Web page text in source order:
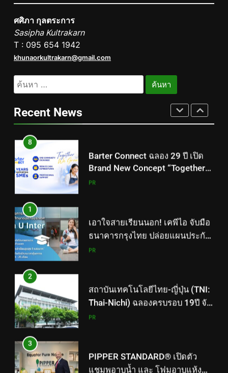
ศศิภา กุลตระการ
Sasipha Kultrakarn
T : 095 654 1942
khunaorkultrakarn@gmail.com
ค้นหา
สำหรับ:
Recent News
ศึกษาธิการ ส่งต่อโอกาสทางการ
ศึกษาให้เด็กพิเศษกว่า 100 คน ใช้
เวลา 434 วัน เปลี่ยนพื้นที่ว่างเปล่า
ให้กลายเป็นโรงเรียนแห่งความหวัง
8
Barter Connect ฉลอง 29 ปี เปิด
Brand New Concept “Together
We Grow” สร้างระบบนิเวศธุรกิจ
1
เอาใจสายเรียนนอก! เคพีไอ จับมือ
ธนาคารกรุงไทย ปล่อยแผนประกัน
“GEN U INTER” ยกระดับความ
3-25 เดือน
PR
2
สถาบันเทคโนโลยีไทย-ญี่ปุ่น (TNI:
Thai-Nichi) ฉลองครบรอบ 19ปี จัด
งาน “TNI Day 2026” ประกาศ
ปรับปรุงอย่างต่อเนื่อง
PR
3
PIPPER STANDARD® เปิดตัว
แชมพูอาบน้ำ และ โฟมอาบแห้ง
สัตว์เลี้ยง ชูนวัตกรรมพลัง
PR
4
ททท. ประกาศความสำเร็จ Village